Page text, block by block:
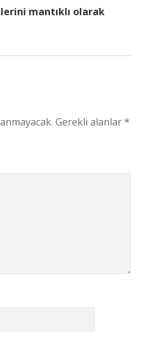
mantıklı olarak
Gerekli alanlar*